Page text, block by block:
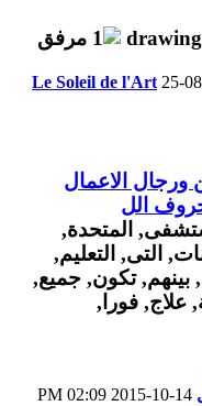
Le Soleil de l'Art 25-
ورجال الاعمال
الل
02:09 PM